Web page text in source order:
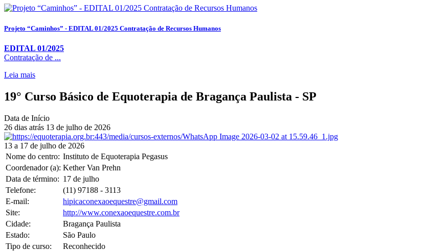
Projeto “Caminhos” - EDITAL 01/2025 Contratação de Recursos Humanos
EDITAL 01/2025
Contratação de ...
Leia mais
19° Curso Básico de Equoterapia de Bragança Paulista - SP
Data de Início
26 dias atrás 13 de julho de 2026
13 a 17 de julho de 2026
Nome do centro: Instituto de Equoterapia Pegasus
Coordenador (a): Kether Van Prehn
Data de término: 17 de julho
Telefone:
(11) 97188 - 3113
E-mail:
hipicaconexaoequestre@gmail.com
Site:
http://www.conexaoequestre.com.br
Cidade:
Bragança Paulista
Estado:
São Paulo
Tipo de curso:
Reconhecido